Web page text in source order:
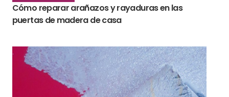
Cómo reparar arañazos y rayaduras en las
puertas de madera de casa